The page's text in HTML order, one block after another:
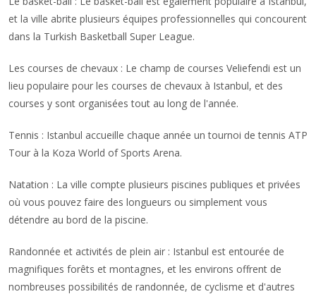
et la ville abrite plusieurs équipes professionnelles qui concourent
dans la Turkish Basketball Super League.
Les courses de chevaux : Le champ de courses Veliefendi est un
lieu populaire pour les courses de chevaux à Istanbul, et des
courses y sont organisées tout au long de l'année.
Tennis : Istanbul accueille chaque année un tournoi de tennis ATP
Tour à la Koza World of Sports Arena.
Natation : La ville compte plusieurs piscines publiques et privées
où vous pouvez faire des longueurs ou simplement vous
détendre au bord de la piscine.
Randonnée et activités de plein air : Istanbul est entourée de
magnifiques forêts et montagnes, et les environs offrent de
nombreuses possibilités de randonnée, de cyclisme et d'autres